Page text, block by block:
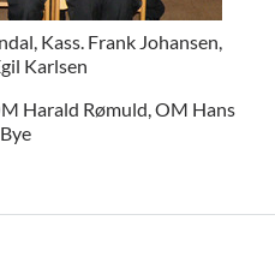
Kass. Frank Johansen,
Karlsen
Harald Rømuld, OM Hans